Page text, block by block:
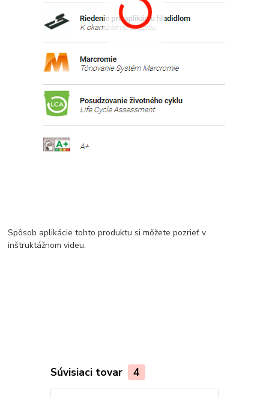
Spôsob aplikácie tohto produktu si môžete pozrieť v
inštruktážnom videu.
Súvisiaci tovar 4